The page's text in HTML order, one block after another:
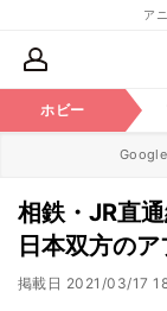
ア
ホビー
相鉄・JR直
日本双方の
掲載日 2021/03/17